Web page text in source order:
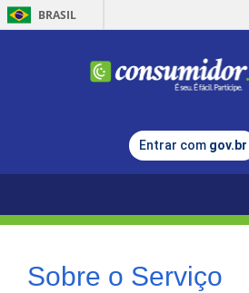
BRASIL
Entrar com gov.br
Sobre o Serviço